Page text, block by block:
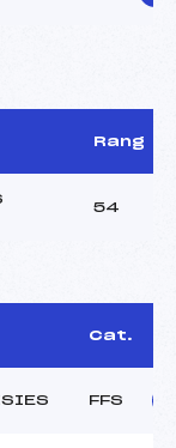
Rang
54
Cat.
FFS